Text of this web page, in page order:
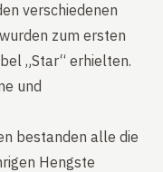
verschiedenen
zum ersten
„Star“ erhielten.
und
bestanden alle die
Hengste